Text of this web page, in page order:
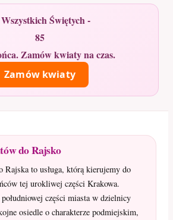
Wszystkich Świętych -
85
Zamów kwiaty na czas.
Zamów kwiaty
do Rajsko
Rajska to usługa, którą kierujemy do
tej urokliwej części Krakowa.
części miasta w dzielnicy
osiedle o charakterze podmiejskim,